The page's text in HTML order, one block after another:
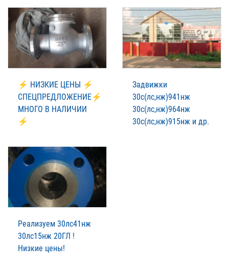
⚡ НИЗКИЕ ЦЕНЫ ⚡
СПЕЦПРЕДЛОЖЕНИЕ⚡
МНОГО В НАЛИЧИИ
⚡
Задвижки
30с(лс,нж)941нж
30с(лс,нж)964нж
30с(лс,нж)915нж и др.
Реализуем 30лс41нж
30лс15нж 20ГЛ !
Низкие цены!